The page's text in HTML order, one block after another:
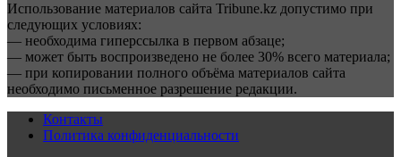
Использование материалов сайта Tribune.kz допустимо при
следующих условиях:
— необходима гиперссылка в первом абзаце;
— может быть воспроизведено не более 30% всего материала;
— при копировании полного объёма материалов сайта
необходимо письменное разрешение редакции.
Контакты
Политика конфиденциальности